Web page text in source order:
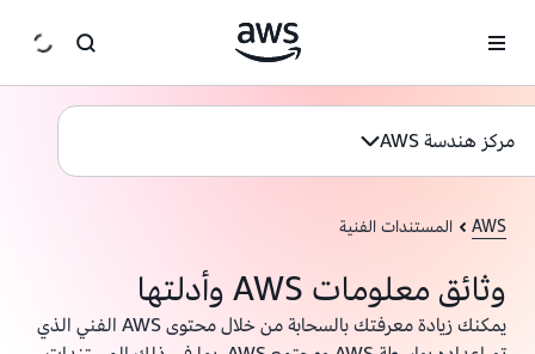
مركز هندسة AWS
AWS المستندات الفنية
وثائق معلومات AWS وأدلتها
يمكنك زيادة معرفتك بالسحابة من خلال محتوى AWS الفني الذي